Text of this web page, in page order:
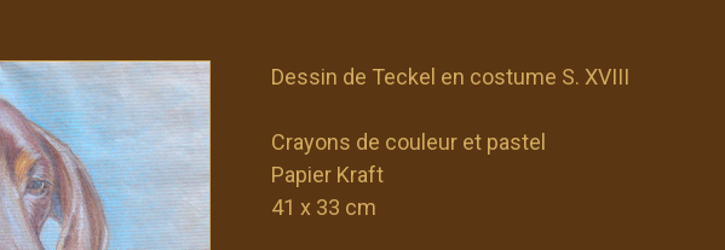
Dessin de Teckel en costume S. XVIII
Crayons de couleur et pastel
Papier Kraft
41 x 33 cm